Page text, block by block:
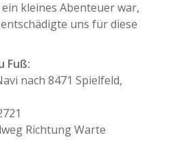
kleines Abenteuer war,
uns für diese
Fuß:
nach 8471 Spielfeld,
Richtung Warte